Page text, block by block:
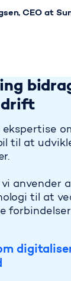
CEO at
drift
til at
anvender
til at